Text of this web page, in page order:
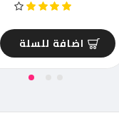
اضافة للسلة